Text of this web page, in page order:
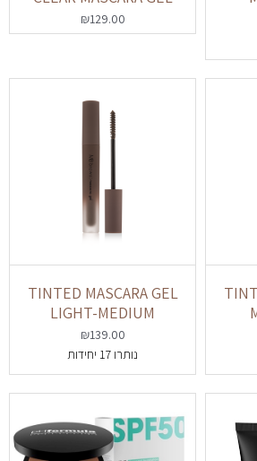
₪129.00
TINTED MASCARA GEL
LIGHT-MEDIUM
₪139.00
נותרו 17 יחידות